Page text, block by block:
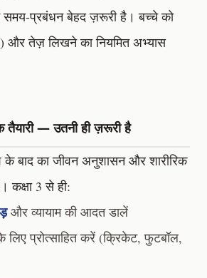
समय-प्रबंधन बेहद ज़रूरी है। बच्चे को
तेज़ लिखने का नियमित अभ्यास
तैयारी — उतनी ही ज़रूरी है
बाद का जीवन अनुशासन और शारीरिक
कक्षा 3 से ही:
और व्यायाम की आदत डालें
प्रोत्साहित करें (क्रिकेट, फुटबॉल,